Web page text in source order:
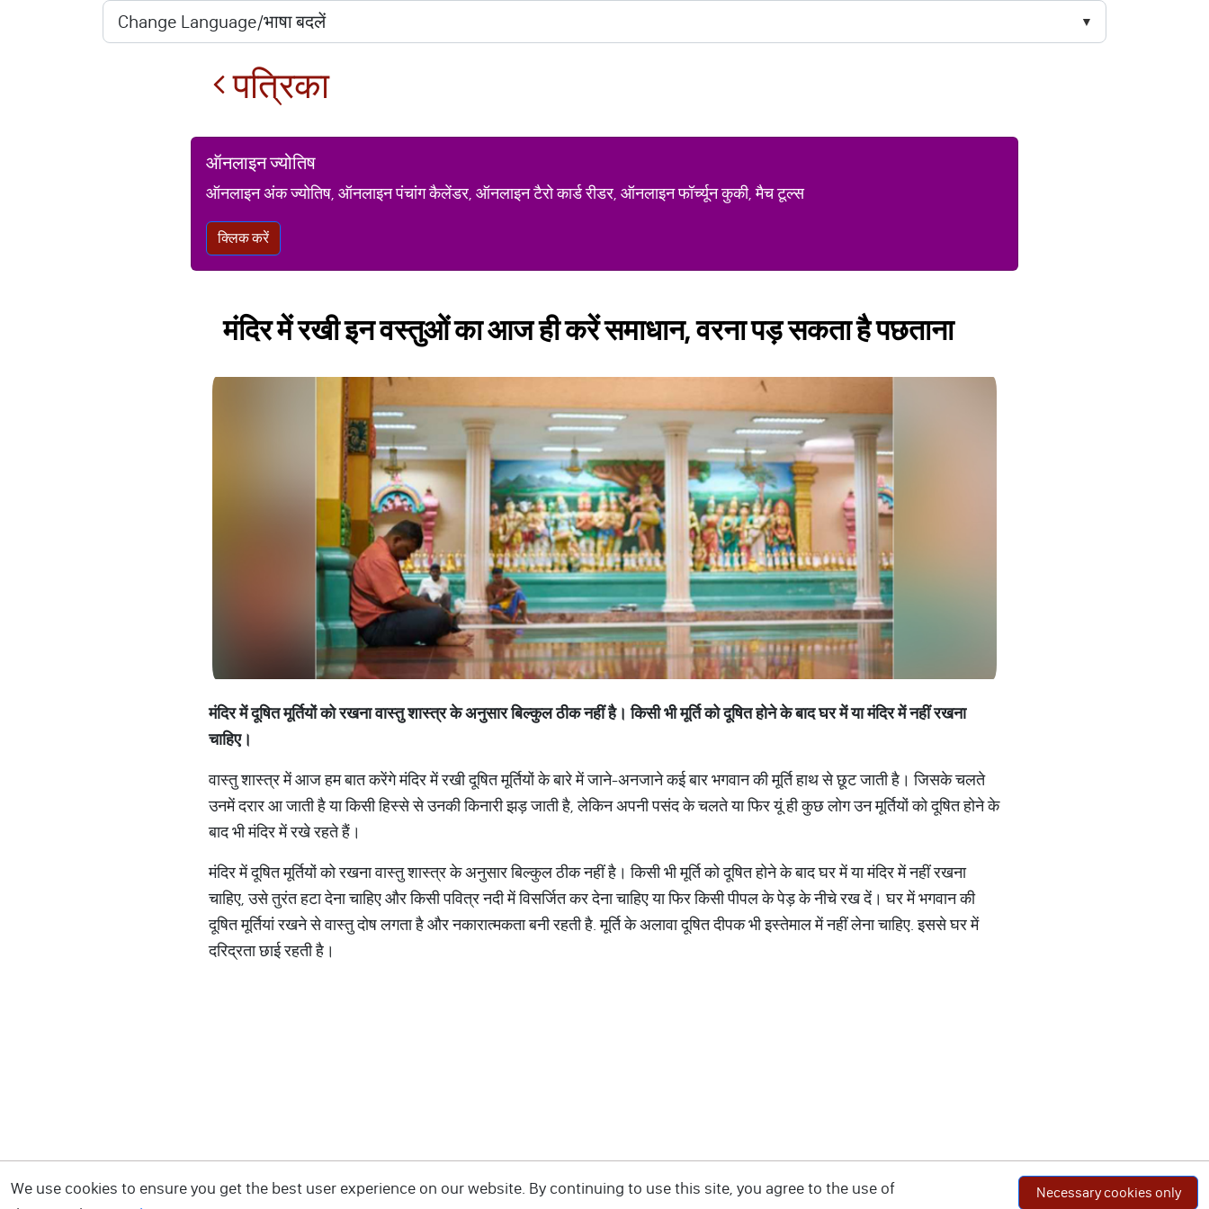
पत्रिका
ऑनलाइन ज्योतिष
ऑनलाइन अंक ज्योतिष, ऑनलाइन पंचांग कैलेंडर, ऑनलाइन टैरो कार्ड रीडर, ऑनलाइन फॉर्च्यून कुकी, मैच टूल्स
क्लिक करें
मंदिर में रखी इन वस्तुओं का आज ही करें समाधान, वरना पड़ सकता है पछताना
मंदिरमेंदूषितमूर्तियोंकोरखनावास्तुशास्त्रकेअनुसारबिल्कुलठीकनहींहै। किसीभीमूर्तिकोदूषितहोनेकेबादघरमेंयामंदिरमेंनहींरखना
चाहिए।
वास्तु शास्त्र में आज हम बात करेंगे मंदिर में रखी दूषित मूर्तियों के बारे में जाने-अनजाने कई बार भगवान की मूर्ति हाथ से छूट जाती है। जिसके चलते
उनमें दरार आ जाती है या किसी हिस्से से उनकी किनारी झड़ जाती है, लेकिन अपनी पसंद के चलते या फिर यूं ही कुछ लोग उन मूर्तियों को दूषित होने के
बाद भी मंदिर में रखे रहते हैं।
मंदिर में दूषित मूर्तियों को रखना वास्तु शास्त्र के अनुसार बिल्कुल ठीक नहीं है। किसी भी मूर्ति को दूषित होने के बाद घर में या मंदिर में नहीं रखना
चाहिए, उसे तुरंत हटा देना चाहिए और किसी पवित्र नदी में विसर्जित कर देना चाहिए या फिर किसी पीपल के पेड़ के नीचे रख दें। घर में भगवान की
दूषित मूर्तियां रखने से वास्तु दोष लगता है और नकारात्मकता बनी रहती है. मूर्ति के अलावा दूषित दीपक भी इस्तेमाल में नहीं लेना चाहिए. इससे घर में
दरिद्रता छाई रहती है।
We use cookies to ensure you get the best user experience on our website. By continuing to use this site, you agree to the use of
Necessary cookies only